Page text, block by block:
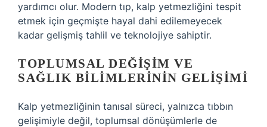
yardımcı olur. Modern tıp, kalp yetmezliğini tespit
etmek için geçmişte hayal dahi edilemeyecek
kadar gelişmiş tahlil ve teknolojiye sahiptir.
TOPLUMSAL DEĞIŞIM VE
SAĞLIK BILIMLERININ GELIŞIMI
Kalp yetmezliğinin tanısal süreci, yalnızca tıbbın
gelişimiyle değil, toplumsal dönüşümlerle de